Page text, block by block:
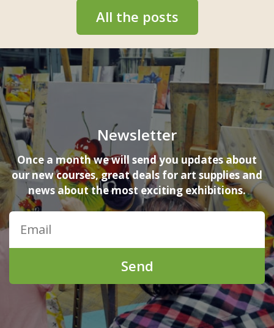
All the posts
Newsletter
Once a month we will send you updates about
our new courses, great deals for art supplies and
news about the most exciting exhibitions.
Send